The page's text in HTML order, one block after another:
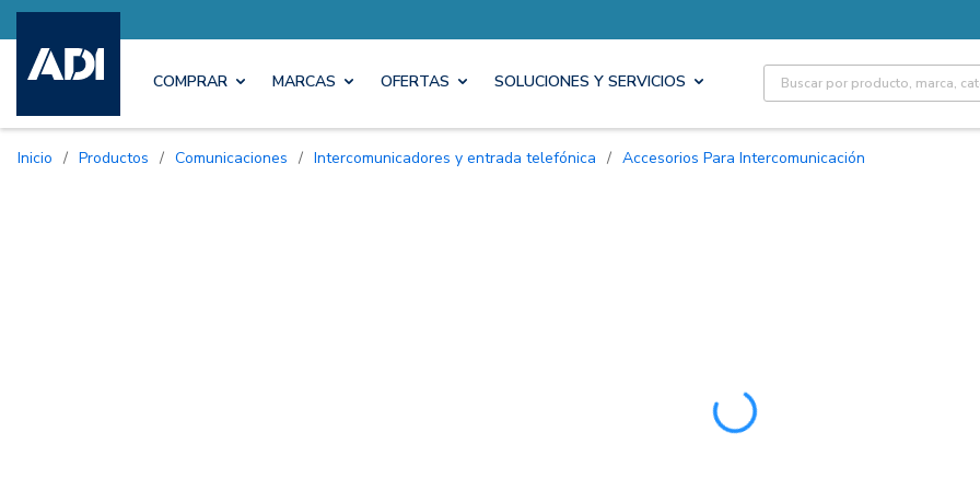
COMPRAR MARCAS OFERTAS SOLUCIONES Y SERVICIOS Site Search
Inicio / Productos / Comunicaciones / Intercomunicadores y entrada telefónica / Accesorios Para Intercomunicación